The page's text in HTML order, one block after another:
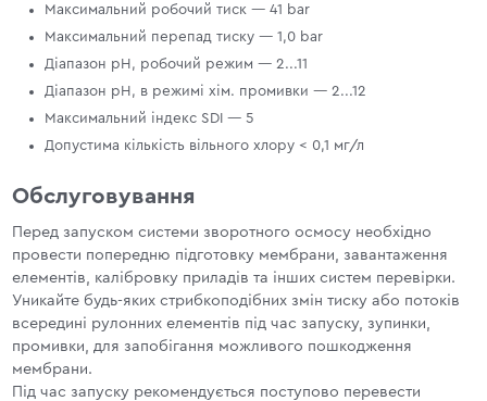
Максимальний робочий тиск — 41 bar
Максимальний перепад тиску — 1,0 bar
Діапазон pH, робочий режим — 2...11
Діапазон pH, в режимі хім. промивки — 2...12
Максимальний індекс SDI — 5
Допустима кількість вільного хлору < 0,1 мг/л
Обслуговування
Перед запуском системи зворотного осмосу необхідно
провести попередню підготовку мембрани, завантаження
елементів, калібровку приладів та інших систем перевірки.
Уникайте будь-яких стрибкоподібних змін тиску або потоків
всередині рулонних елементів під час запуску, зупинки,
промивки, для запобігання можливого пошкодження
мембрани.
Під час запуску рекомендується поступово перевести